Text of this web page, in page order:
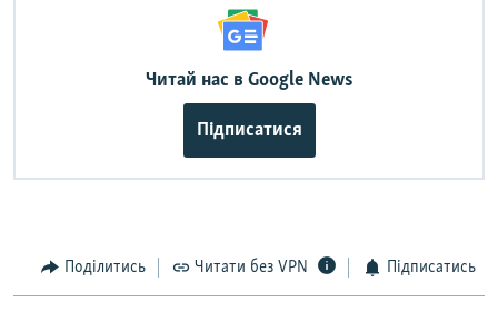
Читай нас в Google News
Підписатися
Поділитись Читати без VPN Підписатись